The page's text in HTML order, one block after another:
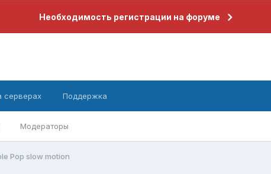
Необходимость регистрации на форуме
Модераторы
серверах Поддержка
Pop slow motion